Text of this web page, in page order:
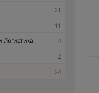
21
11
4
2
24